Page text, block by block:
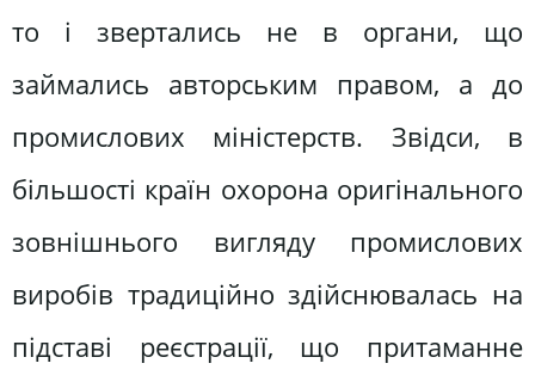
то і звертались не в органи, що
займались авторським правом, а до
промислових міністерств. Звідси, в
більшості країн охорона оригінального
зовнішнього вигляду промислових
виробів традиційно здійснювалась на
підставі реєстрації, що притаманне